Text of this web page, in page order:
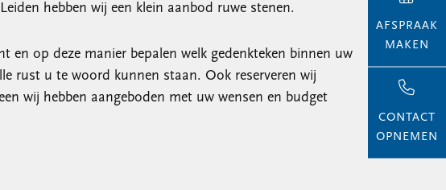
hebben wij een klein aanbod ruwe stenen.
op deze manier bepalen welk gedenkteken binnen uw
rust u te woord kunnen staan. Ook reserveren wij
wij hebben aangeboden met uw wensen en budget
AFSPRAAK
MAKEN
CONTACT
OPNEMEN